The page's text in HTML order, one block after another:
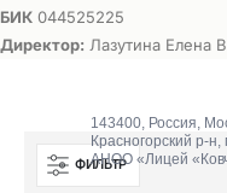
БИК 044525225
Директор: Лазутина Елена
ФИЛЬТР
143400, Россия,
Красногорский р-
АНОО «Лицей